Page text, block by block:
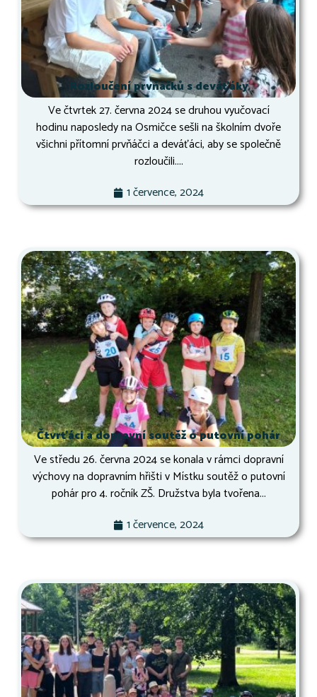
Rozloučení prvňáčků s deváťáky
Ve čtvrtek 27. června 2024 se druhou vyučovací
hodinu naposledy na Osmičce sešli na školním dvoře
všichni přítomní prvňáčci a deváťáci, aby se společně
rozloučili....
1 července, 2024
Čtvrťáci a dopravní soutěž o putovní pohár
Ve středu 26. června 2024 se konala v rámci dopravní
výchovy na dopravním hřišti v Místku soutěž o putovní
pohár pro 4. ročník ZŠ. Družstva byla tvořena...
1 července, 2024